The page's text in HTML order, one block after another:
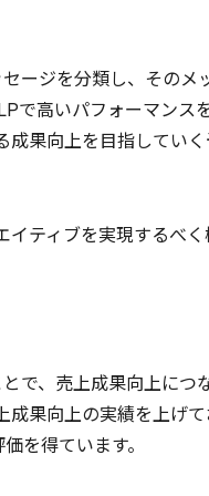
ージを分類し、そのメ
で高いパフォーマンス
成果向上を目指してい
ティブを実現するべく
で、売上成果向上につ
成果向上の実績を上げて
を得ています。